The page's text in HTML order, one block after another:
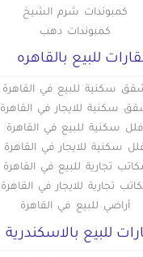
كمبوندات شرم الشيخ
كمبوندات دهب
للبيع بالقاهره
سكنية للبيع في القاهرة
سكنية للايجار في القاهرة
فلل سكنية للبيع في القاهرة
سكنية للايجار في القاهرة
تجارية للبيع في القاهرة
تجارية للايجار في القاهرة
أراضي للبيع في القاهرة
للبيع بالاسكندرية